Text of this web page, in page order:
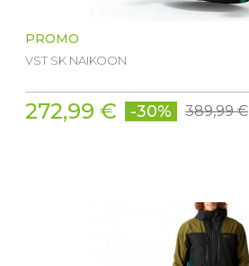
PROMO
VST SK NAIKOON
272,99 € -30% 389,99 €